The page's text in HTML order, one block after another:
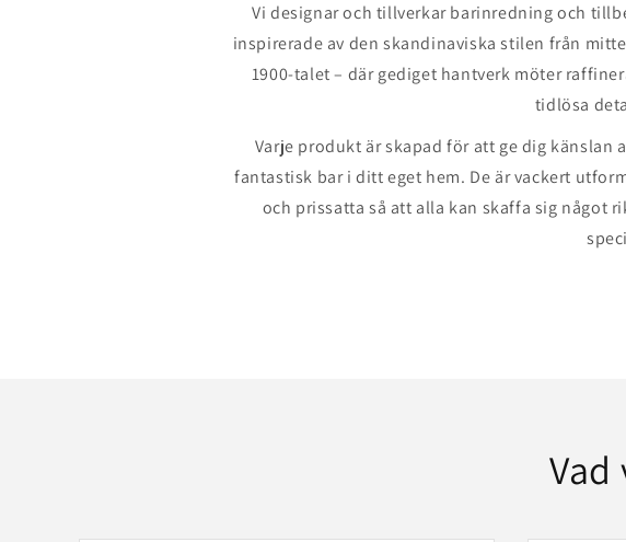
Vi designar och tillverkar barinredning och
inspirerade av den skandinaviska stilen från
1900-talet – där gediget hantverk möter
tidlösa
Varje produkt är skapad för att ge dig känslan
fantastisk bar i ditt eget hem. De är vackert
och prissatta så att alla kan skaffa sig något
Vad